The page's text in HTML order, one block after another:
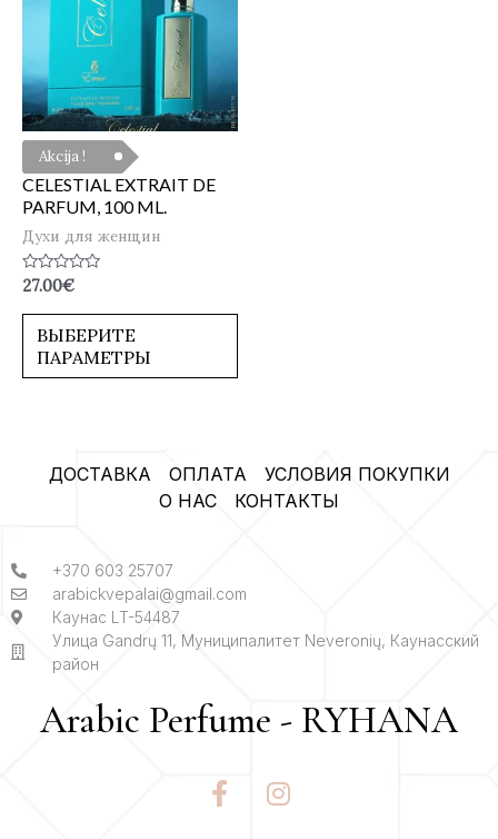
Akcija !
CELESTIAL EXTRAIT DE
PARFUM, 100 ML.
Духи для женщин
Оценка
из
27.00€
ВЫБЕРИТЕ
ПАРАМЕТРЫ
ДОСТАВКА ОПЛАТА
УСЛОВИЯ ПОКУПКИ
О НАС
КОНТАКТЫ
+370 603 25707
arabickvepalai@gmail.com
Каунас LT-54487
Улица Gandrų 11, Муниципалитет Neveronių, Каунасский
район
Arabic Perfume - RYHANA
F
a
I
n